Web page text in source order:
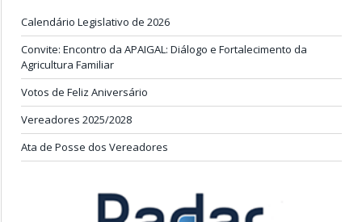
Calendário Legislativo de 2026
Convite: Encontro da APAIGAL: Diálogo e Fortalecimento da
Agricultura Familiar
Votos de Feliz Aniversário
Vereadores 2025/2028
Ata de Posse dos Vereadores